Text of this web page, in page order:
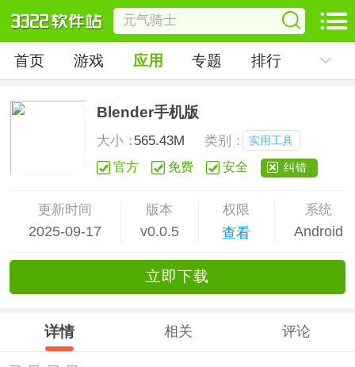
首页 游戏 应用 专题 排行
Blender手机版
大小：565.43M 类别： 实用工具
官方 免费 安全 纠错
更新时间
2025-09-17
版本
v0.0.5
权限
查看
系统
Android
立即下载
详情 相关 评论